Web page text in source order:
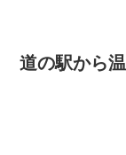
道の駅から